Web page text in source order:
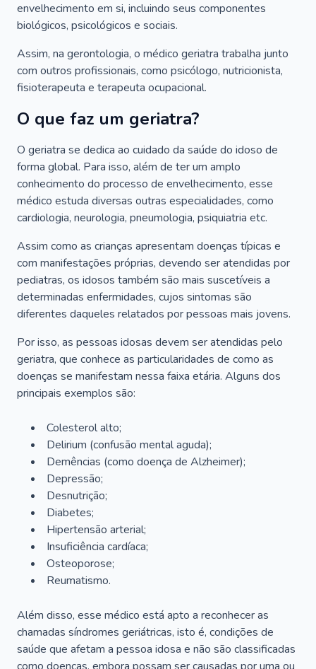
envelhecimento em si, incluindo seus componentes
biológicos, psicológicos e sociais.
Assim, na gerontologia, o médico geriatra trabalha junto
com outros profissionais, como psicólogo, nutricionista,
fisioterapeuta e terapeuta ocupacional.
O que faz um geriatra?
O geriatra se dedica ao cuidado da saúde do idoso de
forma global. Para isso, além de ter um amplo
conhecimento do processo de envelhecimento, esse
médico estuda diversas outras especialidades, como
cardiologia, neurologia, pneumologia, psiquiatria etc.
Assim como as crianças apresentam doenças típicas e
com manifestações próprias, devendo ser atendidas por
pediatras, os idosos também são mais suscetíveis a
determinadas enfermidades, cujos sintomas são
diferentes daqueles relatados por pessoas mais jovens.
Por isso, as pessoas idosas devem ser atendidas pelo
geriatra, que conhece as particularidades de como as
doenças se manifestam nessa faixa etária. Alguns dos
principais exemplos são:
Colesterol alto;
Delirium (confusão mental aguda);
Demências (como doença de Alzheimer);
Depressão;
Desnutrição;
Diabetes;
Hipertensão arterial;
Insuficiência cardíaca;
Osteoporose;
Reumatismo.
Além disso, esse médico está apto a reconhecer as
chamadas síndromes geriátricas, isto é, condições de
saúde que afetam a pessoa idosa e não são classificadas